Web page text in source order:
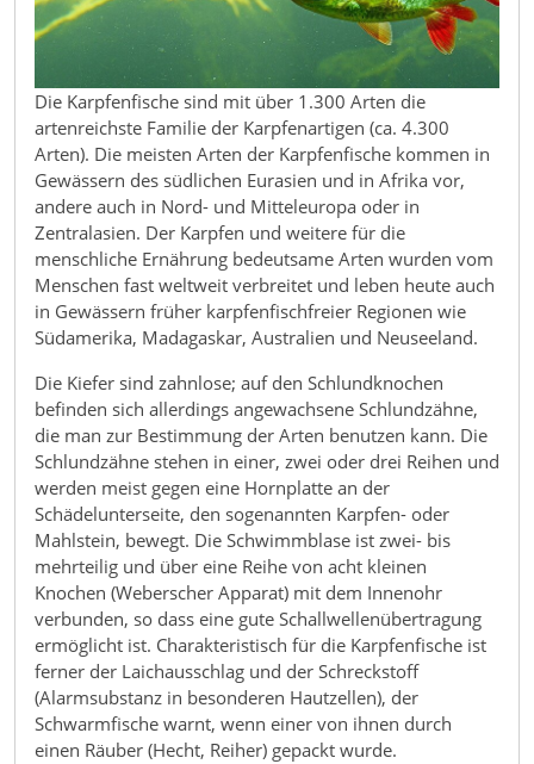
Die Karpfenfische sind mit über 1.300 Arten die
artenreichste Familie der Karpfenartigen (ca. 4.300
Arten). Die meisten Arten der Karpfenfische kommen in
Gewässern des südlichen Eurasien und in Afrika vor,
andere auch in Nord- und Mitteleuropa oder in
Zentralasien. Der Karpfen und weitere für die
menschliche Ernährung bedeutsame Arten wurden vom
Menschen fast weltweit verbreitet und leben heute auch
in Gewässern früher karpfenfischfreier Regionen wie
Südamerika, Madagaskar, Australien und Neuseeland.
Die Kiefer sind zahnlose; auf den Schlundknochen
befinden sich allerdings angewachsene Schlundzähne,
die man zur Bestimmung der Arten benutzen kann. Die
Schlundzähne stehen in einer, zwei oder drei Reihen und
werden meist gegen eine Hornplatte an der
Schädelunterseite, den sogenannten Karpfen- oder
Mahlstein, bewegt. Die Schwimmblase ist zwei- bis
mehrteilig und über eine Reihe von acht kleinen
Knochen (Weberscher Apparat) mit dem Innenohr
verbunden, so dass eine gute Schallwellenübertragung
ermöglicht ist. Charakteristisch für die Karpfenfische ist
ferner der Laichausschlag und der Schreckstoff
(Alarmsubstanz in besonderen Hautzellen), der
Schwarmfische warnt, wenn einer von ihnen durch
einen Räuber (Hecht, Reiher) gepackt wurde.